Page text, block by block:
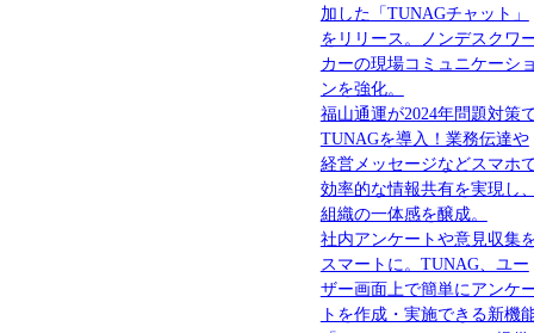
加した「TUNAGチャット」
をリリース。ノンデスクワ
カーの現場コミュニケーシ
ンを強化。
福山通運が2024年問題対策
TUNAGを導入！業務伝達や
経営メッセージなどスマホ
効率的な情報共有を実現し
組織の一体感を醸成。
社内アンケートや意見収集
スマートに。TUNAG、ユー
ザー画面上で簡単にアンケ
トを作成・実施できる新機